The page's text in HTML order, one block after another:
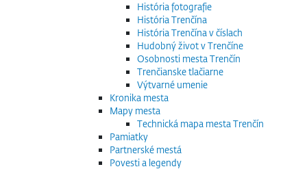
História fotografie
História Trenčína
História Trenčína v číslach
Hudobný život v Trenčíne
Osobnosti mesta Trenčín
Trenčianske tlačiarne
Výtvarné umenie
Kronika mesta
Mapy mesta
Technická mapa mesta Trenčín
Pamiatky
Partnerské mestá
Povesti a legendy